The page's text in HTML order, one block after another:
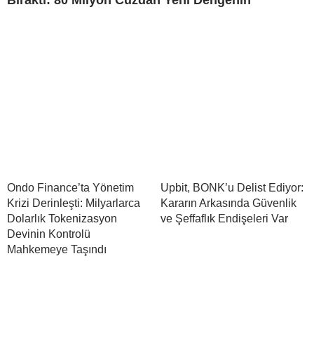
Ondo Finance’ta Yönetim
Krizi Derinleşti: Milyarlarca
Dolarlık Tokenizasyon
Devinin Kontrolü
Mahkemeye Taşındı
Upbit, BONK’u Delist Ediyor:
Kararın Arkasında Güvenlik
ve Şeffaflık Endişeleri Var